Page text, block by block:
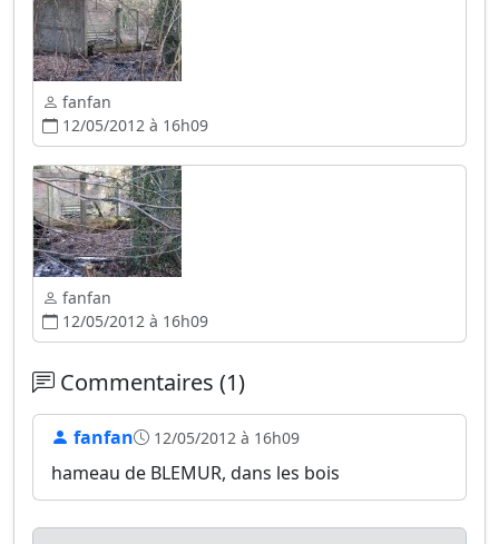
fanfan
12/05/2012 à 16h09
fanfan
12/05/2012 à 16h09
Commentaires (1)
fanfan 12/05/2012 à 16h09
hameau de BLEMUR, dans les bois